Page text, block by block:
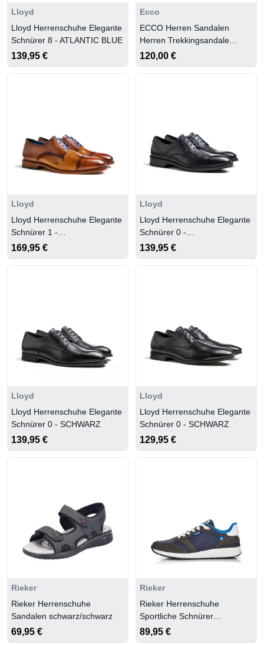
Lloyd
Lloyd Herrenschuhe Elegante
Schnürer 8 - ATLANTIC BLUE
139,95 €
Ecco
ECCO Herren Sandalen
Herren Trekkingsandale
Offroad
120,00 €
Lloyd
Lloyd Herrenschuhe Elegante
Schnürer 1 -
TOBACCO/TERRACOTTA
169,95 €
Lloyd
Lloyd Herrenschuhe Elegante
Schnürer 0 -
SCHWARZ/MIDNIGHT
139,95 €
Lloyd
Lloyd Herrenschuhe Elegante
Schnürer 0 - SCHWARZ
139,95 €
Lloyd
Lloyd Herrenschuhe Elegante
Schnürer 0 - SCHWARZ
129,95 €
Rieker
Rieker Herrenschuhe
Sandalen schwarz/schwarz
69,95 €
Rieker
Rieker Herrenschuhe
Sportliche Schnürer
granit/uniform/weiss/graphit
89,95 €